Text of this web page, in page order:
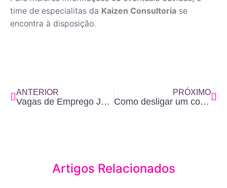
time de especialitas da Kaizen Consultoria se
encontra à disposição.
ANTERIOR
Vagas de Emprego Juiz de Fora, 5 dicas de como fazer um bom currículo.
PRÓXIMO
Como desligar um colaborador da forma correta, passo a passo para você empresário
Artigos Relacionados